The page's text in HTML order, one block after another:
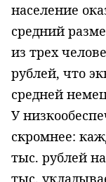
население
средний
из трех
рублей, что
средней
У
скромнее:
тыс. рублей
тыс.